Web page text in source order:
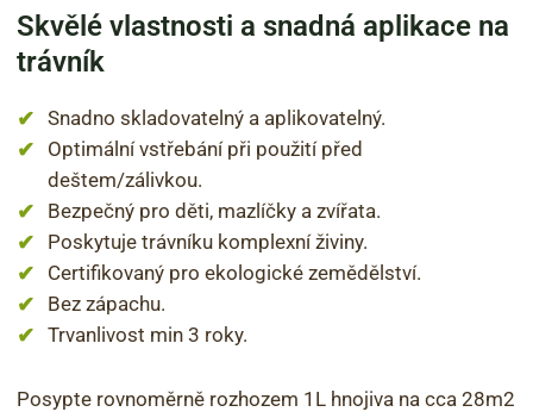
Skvělé vlastnosti a snadná aplikace na
trávník
Snadno skladovatelný a aplikovatelný.
Optimální vstřebání při použití před
deštem/zálivkou.
Bezpečný pro děti, mazlíčky a zvířata.
Poskytuje trávníku komplexní živiny.
Certifikovaný pro ekologické zemědělství.
Bez zápachu.
Trvanlivost min 3 roky.
Posypte rovnoměrně rozhozem 1L hnojiva na cca 28m2